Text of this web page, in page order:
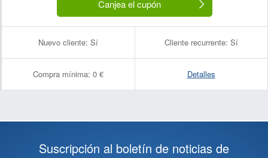
Canjea el cupón
Nuevo cliente: Sí Cliente recurrente: Sí
Compra mínima: 0 € Detalles
Suscripción al boletín de noticias de